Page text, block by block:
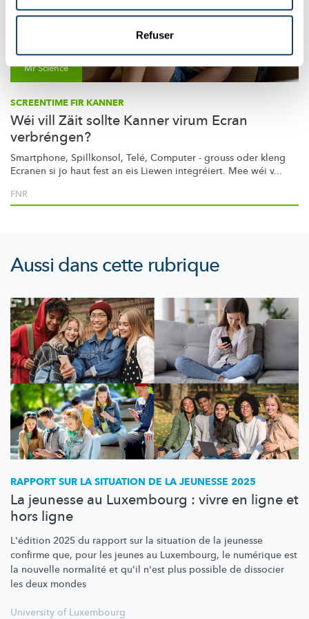
Refuser
Mr Science
SCREENTIME FIR KANNER
Wéi vill Zäit sollte Kanner virum Ecran
verbréngen?
Smartphone, Spillkonsol, Telé, Computer - grouss oder kleng
Ecranen si jo haut fest an eis Liewen integréiert. Mee wéi v...
FNR
Aussi dans cette rubrique
RAPPORT SUR LA SITUATION DE LA JEUNESSE 2025
La jeunesse au Luxembourg : vivre en ligne et
hors ligne
L'édition 2025 du rapport sur la situation de la jeunesse
confirme que, pour les jeunes au Luxembourg, le numérique est
la nouvelle normalité et qu'il n'est plus possible de dissocier
les deux mondes
University of Luxembourg